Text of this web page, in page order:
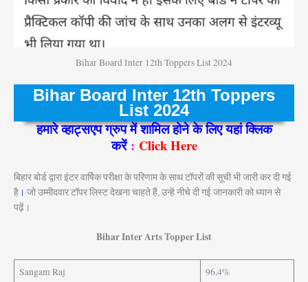
Bihar Board Inter 12th Toppers List 2024
Bihar Board Inter 12th Toppers
List 2024
हमारे व्हाट्सएप ग्रुप में शामिल होने के लिए यहां क्लिक
करें: Click Here
बिहार बोर्ड द्वारा इंटर वार्षिक परीक्षा के परिणाम के साथ टॉपरों की सूची भी जारी कर दी गई
है । जो उम्मीदवार टॉपर लिस्ट देखना चाहते हैं, उन्हें नीचे दी गई जानकारी को ध्यान से
पढ़ें।
Bihar Inter Arts Topper List
Sangam Raj 96.4%